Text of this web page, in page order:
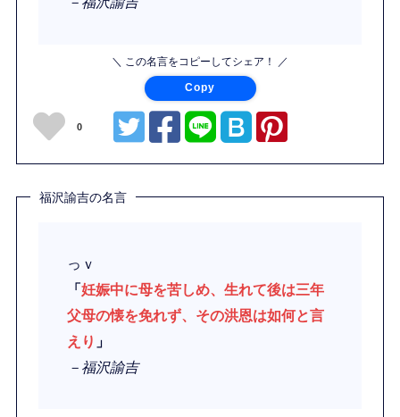
＼ この名言をコピーしてシェア！ ／
Copy
0
福沢諭吉の名言
っｖ
「妊娠中に母を苦しめ、生れて後は三年
父母の懐を免れず、その洪恩は如何と言
えり 」
－福沢諭吉